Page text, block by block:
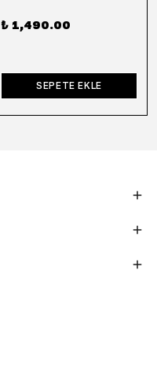
₺ 1,490.00
SEPETE EKLE